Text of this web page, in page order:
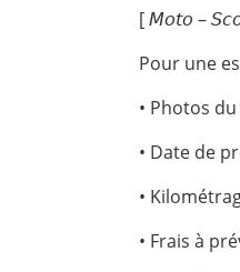
[ 𝘔𝘰𝘵𝘰 –
Pour une
• Photos
• Date de
•
• Frais à